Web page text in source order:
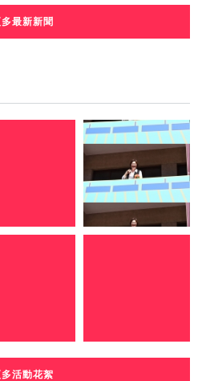
最新新聞
活動花絮